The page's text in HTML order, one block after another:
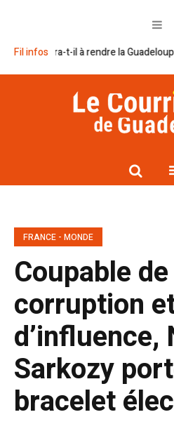
Fil infos
t-il à rendre la Guadeloupe «
FRANCE - MONDE
Coupable de
corruption
d’influence,
Sarkozy
bracelet